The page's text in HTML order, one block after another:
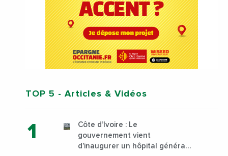
TOP 5 - Articles & Vidéos
Côte d’Ivoire : Le
gouvernement vient
d’inaugurer un hôpital général